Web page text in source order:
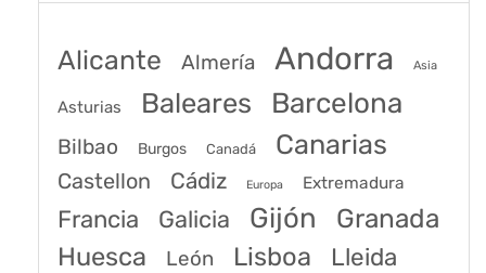
Alicante Almería Andorra Asia
Asturias Baleares Barcelona
Bilbao Burgos Canadá Canarias
Castellon Cádiz Europa Extremadura
Francia Galicia Gijón Granada
Huesca León Lisboa Lleida